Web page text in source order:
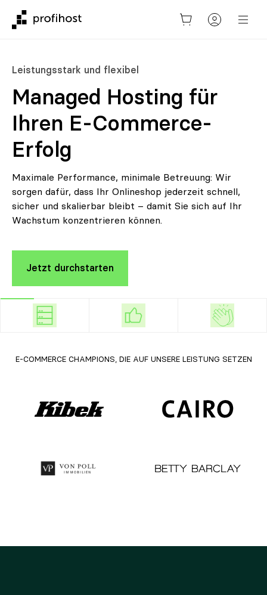
Leistungsstark und flexibel
Managed Hosting für
Ihren E-Commerce-
Erfolg
Maximale Performance, minimale Betreuung: Wir
sorgen dafür, dass Ihr Onlineshop jederzeit schnell,
sicher und skalierbar bleibt – damit Sie sich auf Ihr
Wachstum konzentrieren können.
Jetzt durchstarten
E-COMMERCE CHAMPIONS, DIE AUF UNSERE LEISTUNG SETZEN